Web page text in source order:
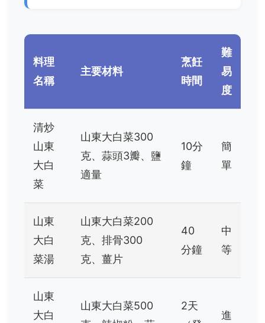
料理
名稱
主要材料
烹飪
時間
難
易
度
清炒
山東
大白
菜
山東大白菜300
克、蒜頭3瓣、鹽
適量
10分
鐘
簡
單
山東
大白
菜湯
山東大白菜200
克、排骨300
克、薑片
40
分鐘
中
等
山東
大白
山東大白菜500
2天
進